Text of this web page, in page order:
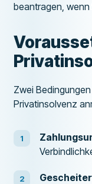
beantragen, wenn
Zwei
Privatinsolvenz